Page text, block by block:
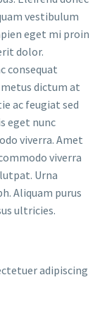
vestibulum
eget mi proin
dolor.
consequat
dictum at
ac feugiat sed
eget nunc
viverra. Amet
viverra
Urna
Aliquam purus
ultricies.
adipiscing